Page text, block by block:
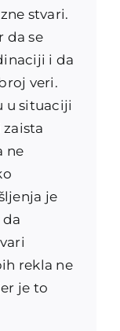
stvari.
da se
i da
veri.
u situaciji
ne
je
da
rekla ne
je to